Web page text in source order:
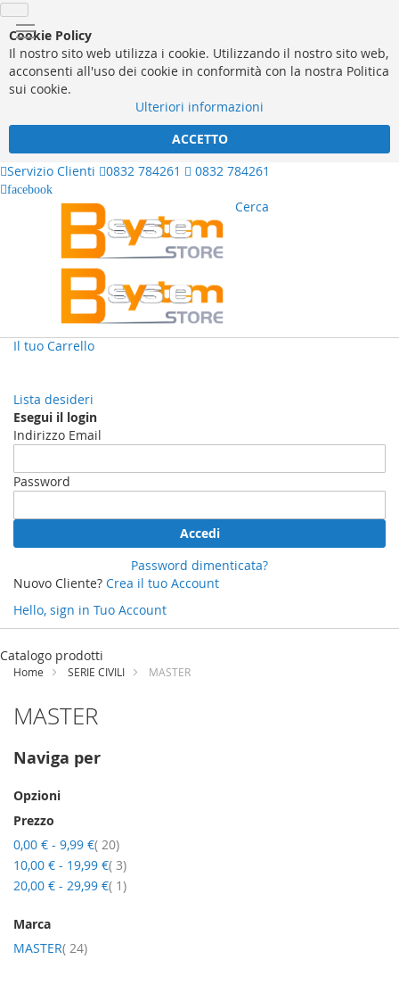
Cookie Policy
Il nostro sito web utilizza i cookie. Utilizzando il nostro sito web,
acconsenti all'uso dei cookie in conformità con la nostra Politica
sui cookie.
Ulteriori informazioni
ACCETTO
Servizio Clienti
0832 784261 0832 784261
facebook
Cerca
Il tuo Carrello
Lista desideri
Esegui il login
Indirizzo Email
Password
Accedi
Password dimenticata?
Nuovo Cliente? Crea il tuo Account
Hello, sign in Tuo Account
Salta
contenuto
Catalogo prodotti
Home SERIE CIVILI MASTER
MASTER
Naviga per
Opzioni
Prezzo
0,00 € - 9,99 € 20elementi
10,00 € - 19,99 € 3elementi
20,00 € - 29,99 € 1elemento
Marca
MASTER 24elementi